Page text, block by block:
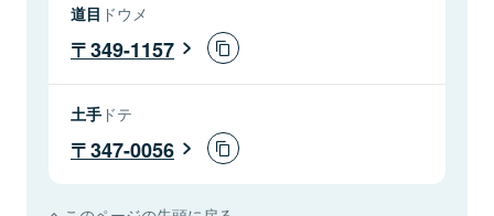
道目 ドウメ
349-1157
土手 ドテ
347-0056